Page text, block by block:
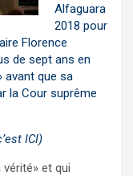
Alfaguara
2018 pour
Florence
de sept ans en
avant que sa
la Cour suprême
ICI)
vérité» et qui